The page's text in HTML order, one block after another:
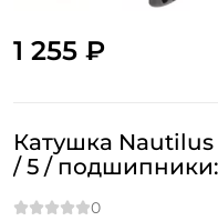
1 255 ₽
Катушка Nautilus
/ 5 /